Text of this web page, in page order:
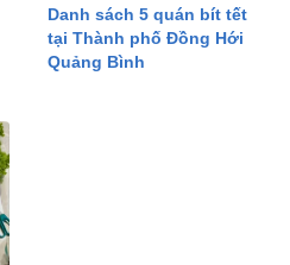
Danh sách 5 quán bít tết
tại Thành phố Đồng Hới
Quảng Bình